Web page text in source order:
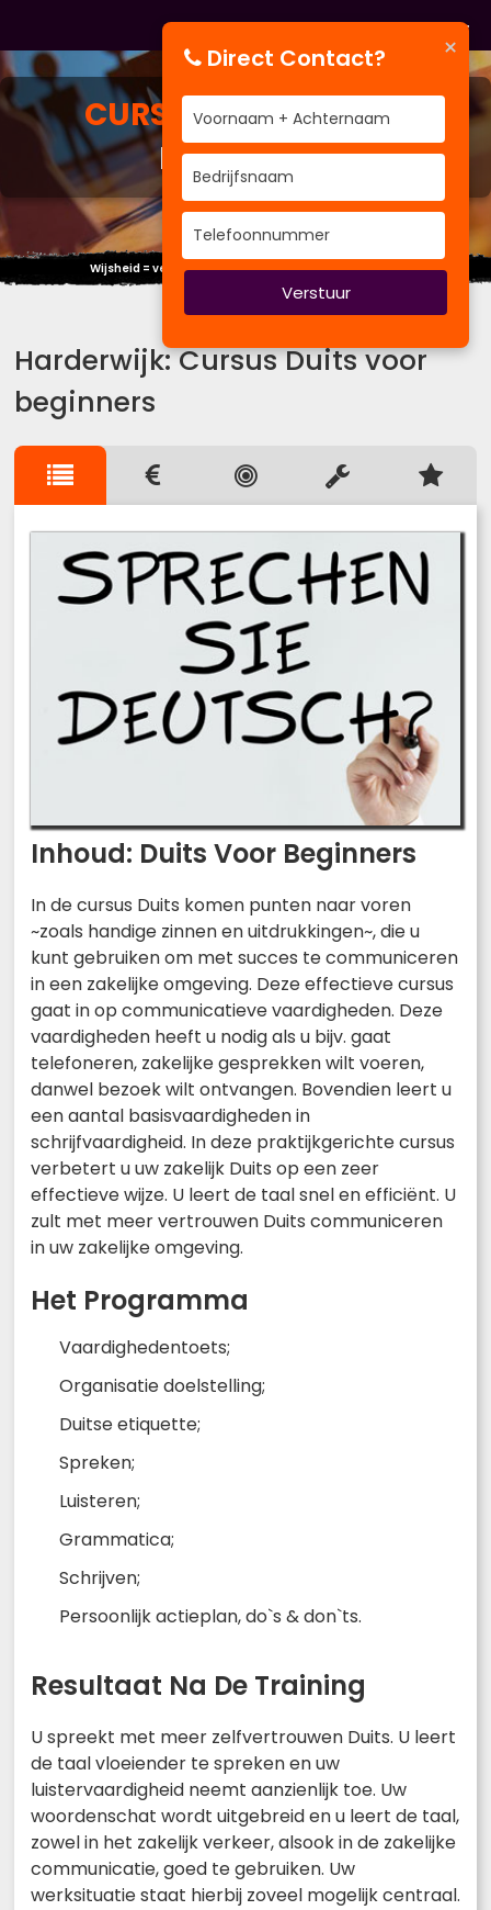
CURSUSDUITS VOOR
BEGINNERS
Wijsheid = verschil kennen tussen wijsheid en kennis.
Harderwijk: Cursus Duits voor
beginners
Inhoud: Duits Voor Beginners
In de cursus Duits komen punten naar voren
~zoals handige zinnen en uitdrukkingen~, die u
kunt gebruiken om met succes te communiceren
in een zakelijke omgeving. Deze effectieve cursus
gaat in op communicatieve vaardigheden. Deze
vaardigheden heeft u nodig als u bijv. gaat
telefoneren, zakelijke gesprekken wilt voeren,
danwel bezoek wilt ontvangen. Bovendien leert u
een aantal basisvaardigheden in
schrijfvaardigheid. In deze praktijkgerichte cursus
verbetert u uw zakelijk Duits op een zeer
effectieve wijze. U leert de taal snel en efficiënt. U
zult met meer vertrouwen Duits communiceren
in uw zakelijke omgeving.
Het Programma
Vaardighedentoets;
Organisatie doelstelling;
Duitse etiquette;
Spreken;
Luisteren;
Grammatica;
Schrijven;
Persoonlijk actieplan, do`s & don`ts.
Resultaat Na De Training
U spreekt met meer zelfvertrouwen Duits. U leert
de taal vloeiender te spreken en uw
luistervaardigheid neemt aanzienlijk toe. Uw
woordenschat wordt uitgebreid en u leert de taal,
zowel in het zakelijk verkeer, alsook in de zakelijke
communicatie, goed te gebruiken. Uw
werksituatie staat hierbij zoveel mogelijk centraal.
×
Direct Contact?
Verstuur